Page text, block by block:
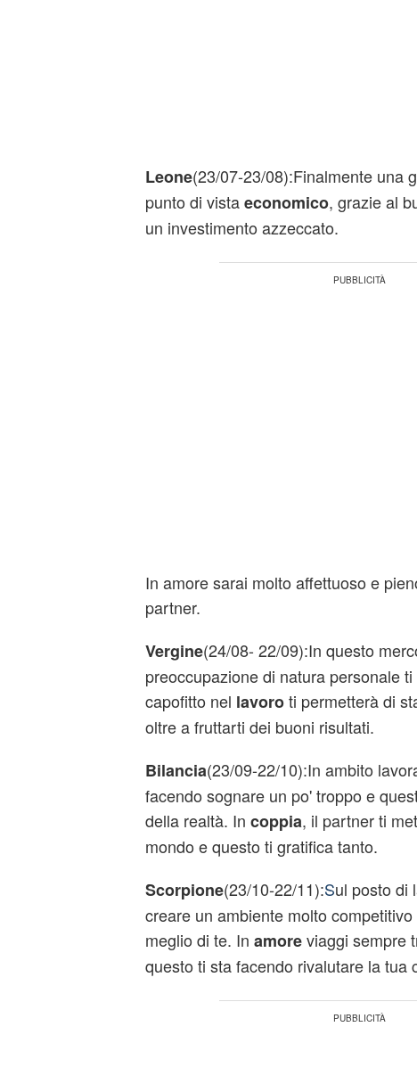
(22/06-22/07):Sul lavoro
ambito personale stai attraversando
Leone(23/07-23/08):Finalmente una
punto di vistaeconomico, grazie al
un investimento azzeccato.
In amore sarai molto affettuoso e
partner.
Vergine(24/08- 22/09):In questo
preoccupazione di natura personale
capofitto nel lavoroti permetterà di
oltre a fruttarti dei buoni risultati.
Bilancia(23/09-22/10):In ambito
facendo sognare un po' troppo e
della realtà. In coppia, il partner ti
mondo e questo ti gratifica tanto.
Scorpione(23/10-22/11):Sul posto di
creare un ambiente molto
meglio di te. In amoreviaggi sempre
questo ti sta facendo rivalutare la tua